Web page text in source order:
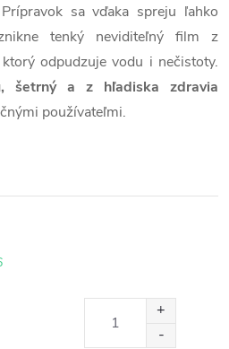
sa vďaka spreju ľahko
tenký neviditeľný film z
odpudzuje vodu i nečistoty.
šetrný a z hľadiska zdravia
používateľmi.